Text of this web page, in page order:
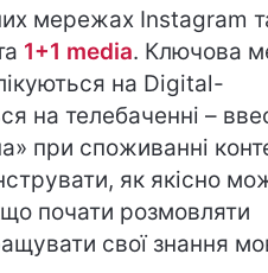
мережах Instagram
1+1 media. Ключова
на Digital-
на телебаченні –
при споживанні
як якісно
почати розмовляти
свої знання